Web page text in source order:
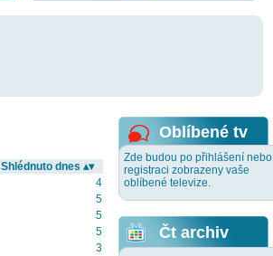
Oblíbené tv
Zde budou po přihlášení nebo
registraci zobrazeny vaše
oblíbené televize.
Čt archiv
Shlédnuto dnes ▴▾
4
5
5
5
3